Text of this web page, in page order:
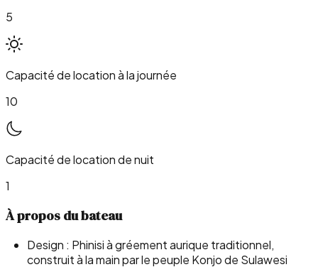
5
Capacité de location à la journée
10
Capacité de location de nuit
1
À propos du bateau
Design : Phinisi à gréement aurique traditionnel,
construit à la main par le peuple Konjo de Sulawesi